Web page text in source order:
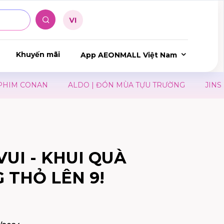
Khuyến mãi App AEONMALL Việt Nam
CONAN ALDO | ĐÓN MÙA TỰU TRƯỜNG JINS ×
- KHUI QUÀ
THỎ LÊN 9!